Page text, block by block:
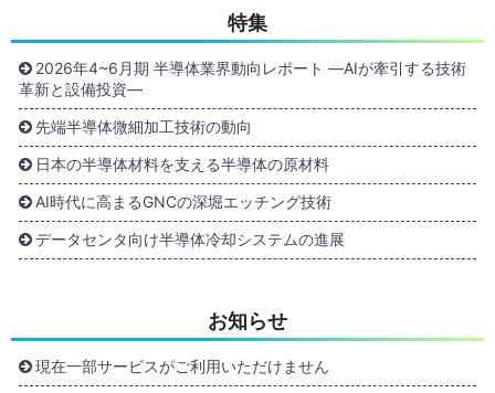
特集
2026年4~6月期 半導体業界動向レポート ―AIが牽引する技術
革新と設備投資―
先端半導体微細加工技術の動向
日本の半導体材料を支える半導体の原材料
AI時代に高まるGNCの深堀エッチング技術
データセンタ向け半導体冷却システムの進展
お知らせ
現在一部サービスがご利用いただけません